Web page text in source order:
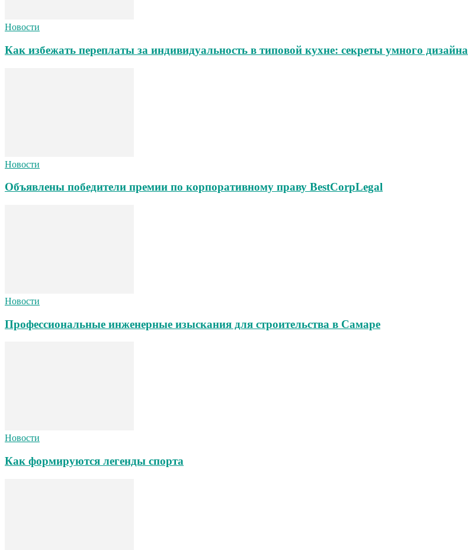
Новости
Как избежать переплаты за индивидуальность в типовой кухне: секреты умного дизайна
Новости
Объявлены победители премии по корпоративному праву BestCorpLegal
Новости
Профессиональные инженерные изыскания для строительства в Самаре
Новости
Как формируются легенды спорта